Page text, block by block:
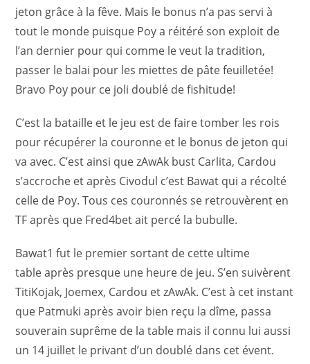
jeton grâce à la fêve. Mais le bonus n’a pas servi à
tout le monde puisque Poy a réitéré son exploit de
l’an dernier pour qui comme le veut la tradition,
passer le balai pour les miettes de pâte feuilletée!
Bravo Poy pour ce joli doublé de fishitude!
C’est la bataille et le jeu est de faire tomber les rois
pour récupérer la couronne et le bonus de jeton qui
va avec. C’est ainsi que zAwAk bust Carlita, Cardou
s’accroche et après Civodul c’est Bawat qui a récolté
celle de Poy. Tous ces couronnés se retrouvèrent en
TF après que Fred4bet ait percé la bubulle.
Bawat1 fut le premier sortant de cette ultime
table après presque une heure de jeu. S’en suivèrent
TitiKojak, Joemex, Cardou et zAwAk. C’est à cet instant
que Patmuki après avoir bien reçu la dîme, passa
souverain suprême de la table mais il connu lui aussi
un 14 juillet le privant d’un doublé dans cet évent.